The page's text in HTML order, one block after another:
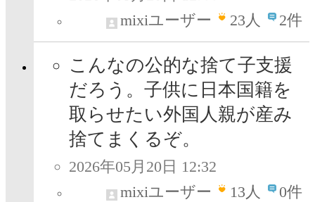
mixiユーザー
23人 2件
こんなの公的な捨て子支援
だろう。子供に日本国籍を
取らせたい外国人親が産み
捨てまくるぞ。
2026年05月20日 12:32
mixiユーザー
13人 0件